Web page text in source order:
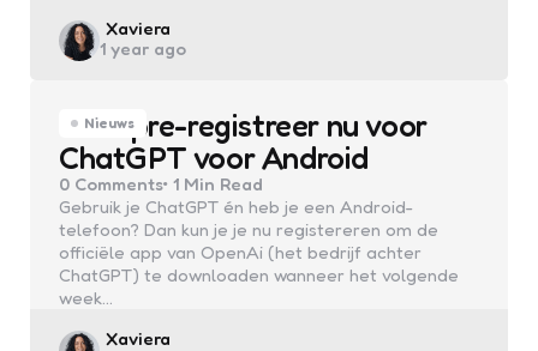
Posted
by
Xaviera
1 year ago
Nieuws
Kort: pre-registreer nu voor
ChatGPT voor Android
0 Comments 1 Min Read
Gebruik je ChatGPT én heb je een Android-
telefoon? Dan kun je je nu registereren om de
officiële app van OpenAi (het bedrijf achter
ChatGPT) te downloaden wanneer het volgende
week…
Posted
Xaviera